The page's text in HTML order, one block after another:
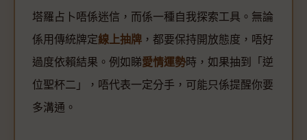
塔羅占卜唔係迷信，而係一種自我探索工具。無論
係用傳統牌定線上抽牌 ，都要保持開放態度，唔好
過度依賴結果。例如睇愛情運勢時，如果抽到「逆
位聖杯二」，唔代表一定分手，可能只係提醒你要
多溝通。